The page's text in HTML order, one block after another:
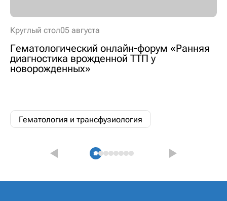
Круглый стол05 августа
Гематологический онлайн-форум «Ранняя
диагностика врожденной ТТП у
новорожденных»
Гематология и трансфузиология